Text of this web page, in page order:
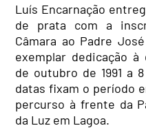
Luís Encarnação
de prata com a
Câmara ao Padre
exemplar dedicação à
de outubro de 1991 a
datas fixam o período
percurso à frente da
da Luz em Lagoa.